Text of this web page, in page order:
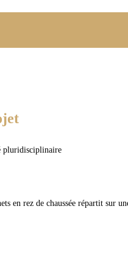
pluridisciplinaire
en rez de chaussée répartit sur